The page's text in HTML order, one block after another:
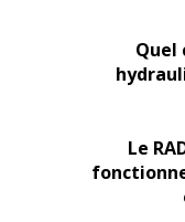
Quel
Le